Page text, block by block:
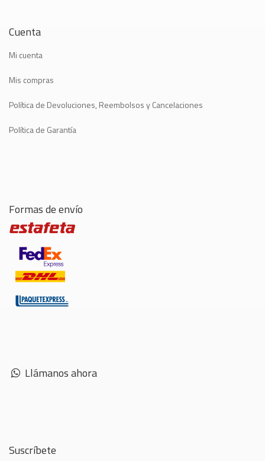
Cuenta
Mi cuenta
Mis compras
Política de Devoluciones, Reembolsos y Cancelaciones
Política de Garantía
Formas de envío
Llámanos ahora
Suscríbete